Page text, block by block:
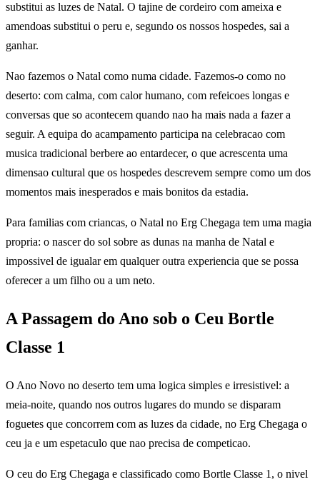
substitui as luzes de Natal. O tajine de cordeiro com ameixa e
amendoas substitui o peru e, segundo os nossos hospedes, sai a
ganhar.
Nao fazemos o Natal como numa cidade. Fazemos-o como no
deserto: com calma, com calor humano, com refeicoes longas e
conversas que so acontecem quando nao ha mais nada a fazer a
seguir. A equipa do acampamento participa na celebracao com
musica tradicional berbere ao entardecer, o que acrescenta uma
dimensao cultural que os hospedes descrevem sempre como um dos
momentos mais inesperados e mais bonitos da estadia.
Para familias com criancas, o Natal no Erg Chegaga tem uma magia
propria: o nascer do sol sobre as dunas na manha de Natal e
impossivel de igualar em qualquer outra experiencia que se possa
oferecer a um filho ou a um neto.
A Passagem do Ano sob o Ceu Bortle
Classe 1
O Ano Novo no deserto tem uma logica simples e irresistivel: a
meia-noite, quando nos outros lugares do mundo se disparam
foguetes que concorrem com as luzes da cidade, no Erg Chegaga o
ceu ja e um espetaculo que nao precisa de competicao.
O ceu do Erg Chegaga e classificado como Bortle Classe 1, o nivel